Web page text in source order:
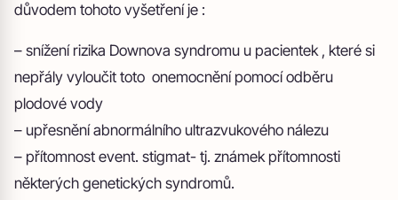
důvodem tohoto vyšetření je :
– snížení rizika Downova syndromu u pacientek , které si
nepřály vyloučit toto onemocnění pomocí odběru
plodové vody
– upřesnění abnormálního ultrazvukového nálezu
– přítomnost event. stigmat- tj. známek přítomnosti
některých genetických syndromů.